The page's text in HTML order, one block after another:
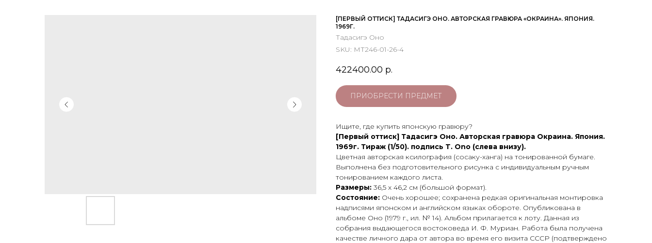
[ПЕРВЫЙ ОТТИСК] ТАДАСИГЭ ОНО. АВТОРСКАЯ ГРАВЮРА «ОКРАИНА». ЯПОНИЯ.
1969Г.
Тадасигэ Оно
SKU: МТ246-01-26-4
422400.00 р.
ПРИОБРЕСТИ ПРЕДМЕТ
Ищите, где купить японскую гравюру?
[Первый оттиск] Тадасигэ Оно. Авторская гравюра Окраина. Япония.
1969г. Тираж (1/50). подпись T. Ono (слева внизу).
Цветная авторская ксилография (сосаку-ханга) на тонированной бумаге.
Выполнена без подготовительного рисунка с индивидуальным ручным
тонированием каждого листа.
Размеры: 36,5 х 46,2 см (большой формат).
Состояние: Очень хорошее; сохранена редкая оригинальная монтировка
надписями японском и английском языках обороте. Опубликована в
альбоме Оно (1979 г., ил. № 14). Альбом прилагается к лоту. Данная из
собрания выдающегося востоковеда И. Ф. Муриан. Работа была получена
качестве личного дара от автора во время его визита СССР (подтверждено